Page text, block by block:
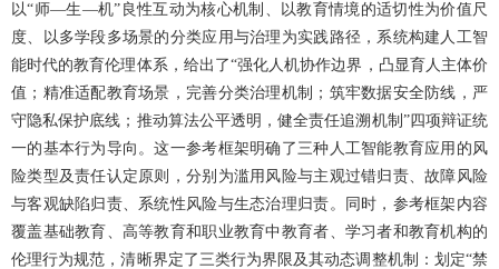
以“师—生—机”良性互动为核心机制、以教育情境的适切性为价值尺
度、以多学段多场景的分类应用与治理为实践路径，系统构建人工智
能时代的教育伦理体系，给出了“强化人机协作边界，凸显育人主体价
值；精准适配教育场景，完善分类治理机制；筑牢数据安全防线，严
守隐私保护底线；推动算法公平透明，健全责任追溯机制”四项辩证统
一的基本行为导向。这一参考框架明确了三种人工智能教育应用的风
险类型及责任认定原则，分别为滥用风险与主观过错归责、故障风险
与客观缺陷归责、系统性风险与生态治理归责。同时，参考框架内容
覆盖基础教育、高等教育和职业教育中教育者、学习者和教育机构的
伦理行为规范，清晰界定了三类行为界限及其动态调整机制：划定“禁